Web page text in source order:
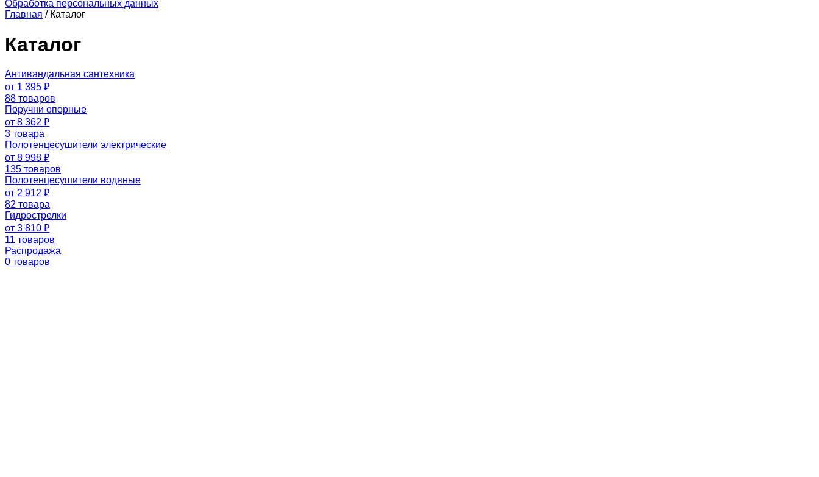
Обработка персональных данных
Главная / Каталог
Каталог
Антивандальная сантехника
от 1 395 ₽
88 товаров
Поручни опорные
от 8 362 ₽
3 товара
Полотенцесушители электрические
от 8 998 ₽
135 товаров
Полотенцесушители водяные
от 2 912 ₽
82 товара
Гидрострелки
от 3 810 ₽
11 товаров
Распродажа
0 товаров